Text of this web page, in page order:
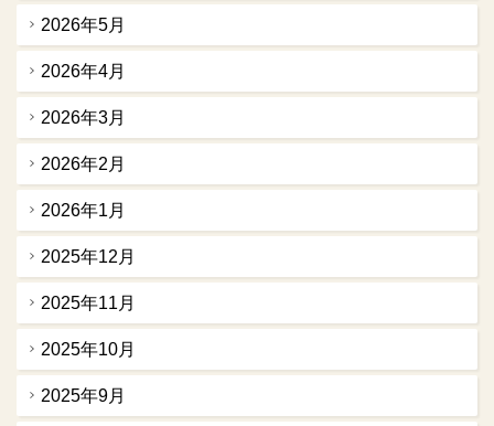
2026年5月
2026年4月
2026年3月
2026年2月
2026年1月
2025年12月
2025年11月
2025年10月
2025年9月